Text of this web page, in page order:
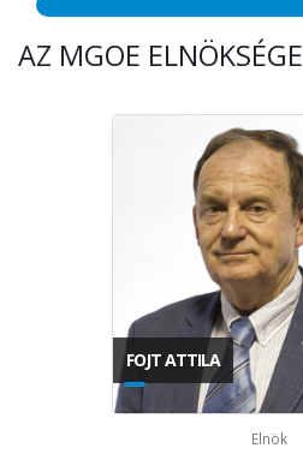
AZ MGOE ELNÖKSÉGE
FOJT ATTILA
Elnök